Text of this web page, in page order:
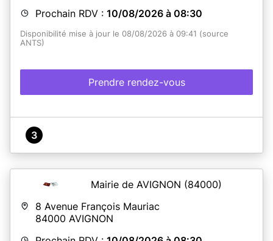
Prochain RDV : 10/08/2026 à 08:30
Disponibilité mise à jour le 08/08/2026 à 09:41 (source
ANTS)
Prendre rendez-vous
3
Mairie de AVIGNON (84000)
8 Avenue François Mauriac
84000 AVIGNON